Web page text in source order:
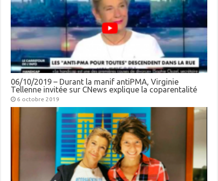
06/10/2019 – Durant la manif antiPMA, Virginie
Tellenne invitée sur CNews explique la coparentalité
6 octobre 2019